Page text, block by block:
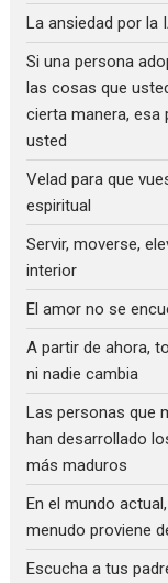
La ansiedad por la
Si una persona
las cosas que
cierta manera,
usted
Velad para que
espiritual
Servir, moverse,
interior
El amor no se
A partir de ahora,
ni nadie cambia
Las personas que
han desarrollado
más maduros
En el mundo
menudo proviene
Escucha a tus